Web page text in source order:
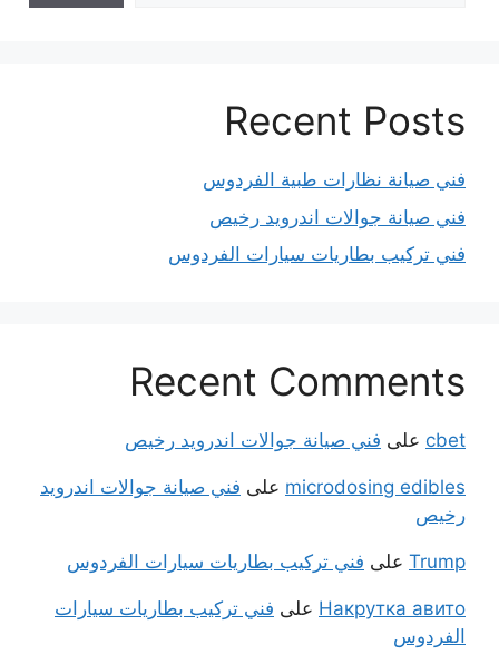
Recent Posts
فني صيانة نظارات طبية الفردوس
فني صيانة جوالات اندرويد رخيص
فني تركيب بطاريات سيارات الفردوس
Recent Comments
cbet على فني صيانة جوالات اندرويد رخيص
microdosing edibles على فني صيانة جوالات اندرويد
رخيص
Trump على فني تركيب بطاريات سيارات الفردوس
Накрутка авито على فني تركيب بطاريات سيارات
الفردوس